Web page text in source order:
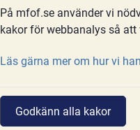
Jämställdhets-
webbinarie om
möjligheter till ett
På mfof.se använder vi
kakor för webbanalys så
Läs gärna mer om hur vi
Godkänn alla kakor